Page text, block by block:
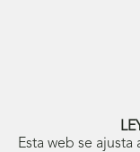
Esta web se